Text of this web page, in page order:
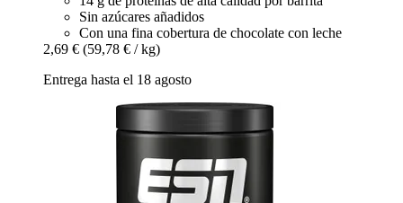
Sin azúcares añadidos
Con una fina cobertura de chocolate con leche
2,69 € (59,78 € / kg)
Entrega hasta el 18 agosto